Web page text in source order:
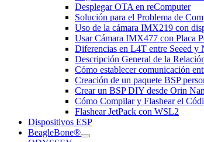
Desplegar OTA en reComputer
Solución para el Problema de
Uso de la cámara IMX219 con
Usar Cámara IMX477 con Placa
Diferencias en L4T entre Seeed
Descripción General de la
Cómo establecer comunicación
Creación de un paquete BSP
Crear un BSP DIY desde Orin
Cómo Compilar y Flashear el
Flashear JetPack con WSL2
Dispositivos ESP
BeagleBone®